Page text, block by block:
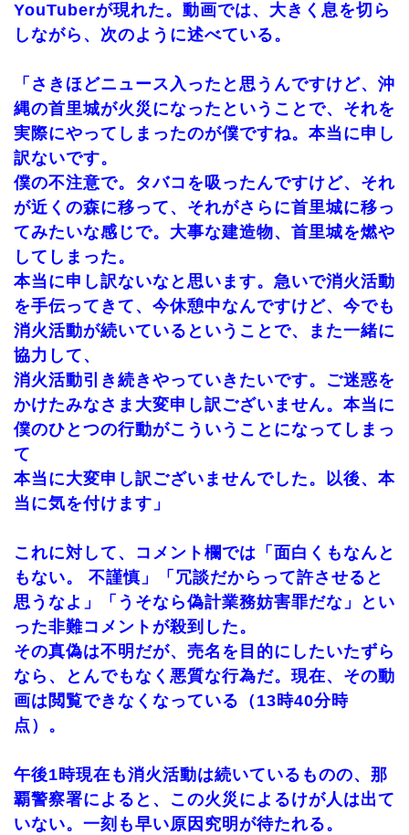
YouTuberが現れた。動画では、大きく息を切ら
しながら、次のように述べている。
「さきほどニュース入ったと思うんですけど、沖
縄の首里城が火災になったということで、それを
実際にやってしまったのが僕ですね。本当に申し
訳ないです。
僕の不注意で。タバコを吸ったんですけど、それ
が近くの森に移って、それがさらに首里城に移っ
てみたいな感じで。大事な建造物、首里城を燃や
してしまった。
本当に申し訳ないなと思います。急いで消火活動
を手伝ってきて、今休憩中なんですけど、今でも
消火活動が続いているということで、また一緒に
協力して、
消火活動引き続きやっていきたいです。ご迷惑を
かけたみなさま大変申し訳ございません。本当に
僕のひとつの行動がこういうことになってしまっ
て
本当に大変申し訳ございませんでした。以後、本
当に気を付けます」
これに対して、コメント欄では「面白くもなんと
もない。 不謹慎」「冗談だからって許させると
思うなよ」「うそなら偽計業務妨害罪だな」とい
った非難コメントが殺到した。
その真偽は不明だが、売名を目的にしたいたずら
なら、とんでもなく悪質な行為だ。現在、その動
画は閲覧できなくなっている（13時40分時
点）。
午後1時現在も消火活動は続いているものの、那
覇警察署によると、この火災によるけが人は出て
いない。一刻も早い原因究明が待たれる。